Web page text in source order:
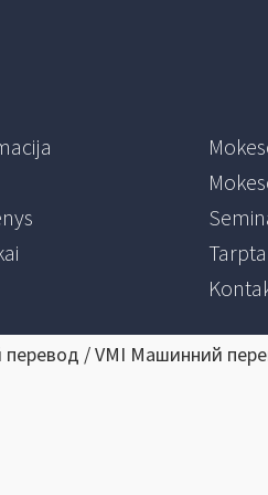
/ VMI Машинний